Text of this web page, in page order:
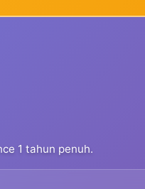
1 tahun penuh.